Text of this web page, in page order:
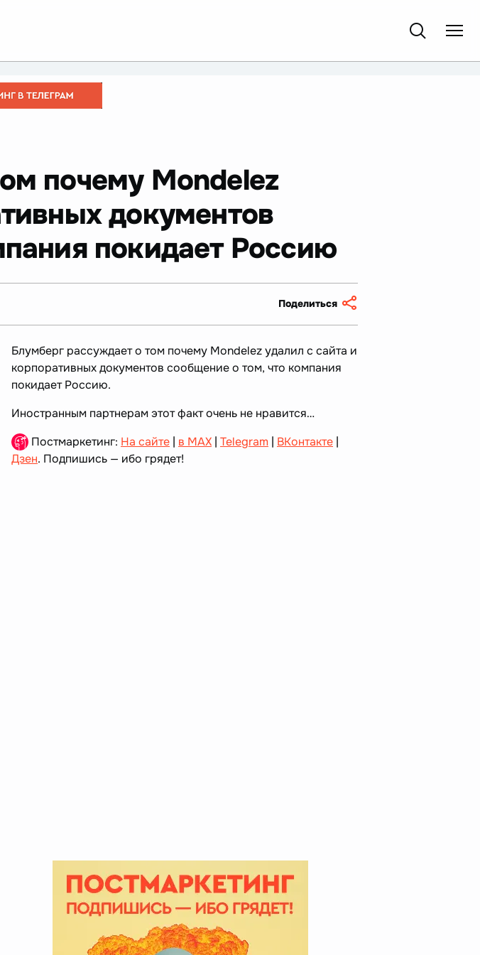
почему Mondelez
документов
покидает Россию
Поделиться
Блумберг рассуждает о том почему Mondelez удалил с сайта и
корпоративных документов сообщение о том, что компания
покидает Россию.
Иностранным партнерам этот факт очень не нравится…
Постмаркетинг: На сайте | в MAX | Telegram | ВКонтакте |
Дзен. Подпишись — ибо грядет!